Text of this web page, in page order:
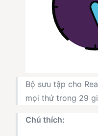
Bộ sưu tập cho
mọi thứ trong 29
Chú thích: